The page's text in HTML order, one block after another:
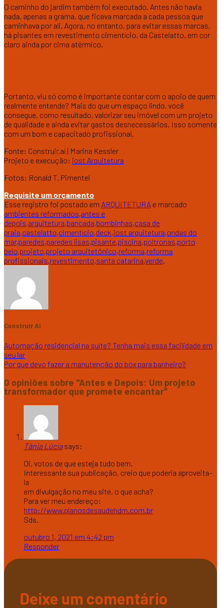
O caminho do jardim também foi executado. Antes não havia
nada, apenas a grama, que ficava marcada a cada pessoa que
caminhava por ali. Agora, no entanto, para evitar essas marcas,
há pisantes em revestimento cimentício, da Castelatto, em cor
claro ainda por cima atérmico.
Portanto, viu só como é importante contar com o apoio de quem
realmente entende? Mais do que um espaço lindo, você
consegue, como resultado, valorizar seu imóvel com um projeto
de qualidade e ainda evitar gastos desnecessários. Isso somente
com um bom e capacitado profissional.
Fonte: Construir.aí | Marina Kessler
Projeto e execução: iost Arquitetura
Fotos: Ronald T. Pimentel
Requisite um orçamento
Esse registro foi postado em ARQUITETURA e marcado
ambientes reformados,antes e
depois,arquitetura,bancada,bombinhas,casa de
praia,castelatto,cimentício,deck,iost arquitetura,ondas do
mar,paredes,paredes lisas,pisante,piscina,poltronas,porto
belo,projeto,projeto arquitetônico,reforma,reforma
profissionais,revestimento,santa catarina,verde.
Construir Ai
Automação residencial na suíte? Tenha mais essa facilidade em
seu lar
Por que devo fazer a manutenção do box para banheiro?
0 opiniões sobre "Antes e Depois: Um projeto
transformador que promete encantar"
Tãnia Lúcia says:
Oi, votos de que esteja tudo bem.
Interessante sua publicação, creio que poderia aproveita-
la
em divulgação no meu site, o que acha?
Para ver meu endereço:
http://www.planosdesaudehdm.com.br
Sds.
outubro 1, 2021 em 4:42 pm
Responder
Deixe um comentário